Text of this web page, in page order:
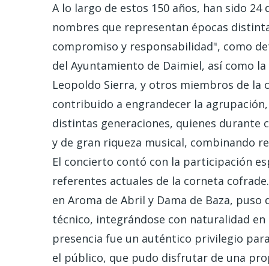
A lo largo de estos 150 años, han sido
nombres que representan épocas
compromiso y responsabilidad", como
del Ayuntamiento de Daimiel, así como
Leopoldo Sierra, y otros miembros de la
contribuido a engrandecer la
distintas generaciones, quienes durante
y de gran riqueza musical, combinando
El concierto contó con la participación
referentes actuales de la corneta
en Aroma de Abril y Dama de Baza,
técnico, integrándose con naturalidad
presencia fue un auténtico privilegio
el público, que pudo disfrutar de una